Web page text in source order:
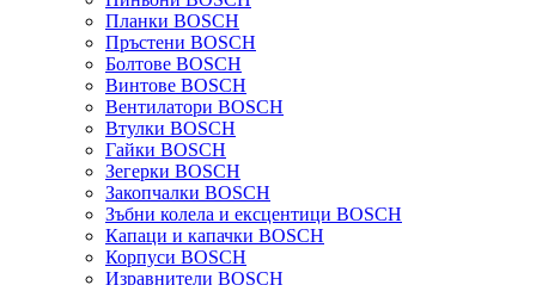
Планки BOSCH
Пръстени BOSCH
Болтове BOSCH
Винтове BOSCH
Вентилатори BOSCH
Втулки BOSCH
Гайки BOSCH
Зегерки BOSCH
Закопчалки BOSCH
Зъбни колела и ексцентици BOSCH
Капаци и капачки BOSCH
Корпуси BOSCH
Изравнители BOSCH